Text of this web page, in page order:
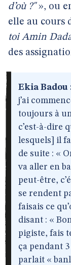
d’où ?"», ou
elle au cours
toi Amin
des
Ekia Badou
j’ai
toujours à
c’est-à-dire
lesquels] il
de suite : «
va aller en
peut-être,
se rendent
faisais ce
disant : «
pigiste, fais
ça pendant
parlait «